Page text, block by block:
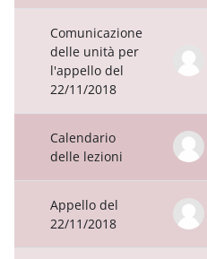
Comunicazione
delle unità per
l'appello del
22/11/2018
Calendario
delle lezioni
Appello del
22/11/2018